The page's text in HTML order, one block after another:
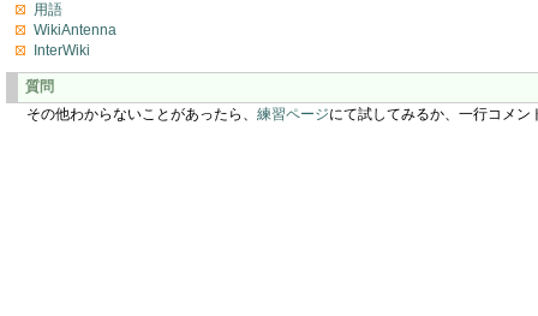
用語
WikiAntenna
InterWiki
質問
その他わからないことがあったら、 練習ページにて試してみるか、一行コメン